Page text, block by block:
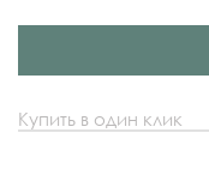
Купить в один клик